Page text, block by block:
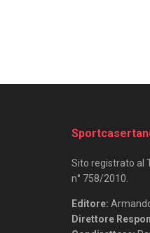
Sito registrato al
n° 758/2010.
Editore:
Direttore